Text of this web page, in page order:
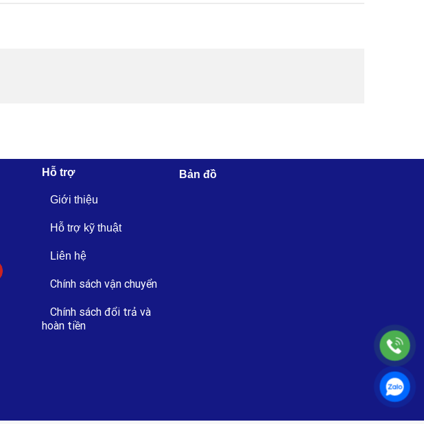
Hỗ trợ
Giới thiệu
Hỗ trợ kỹ thuật
Liên hệ
Chính sách vận chuyển
Chính sách đổi trả và
hoàn tiền
Bản đồ